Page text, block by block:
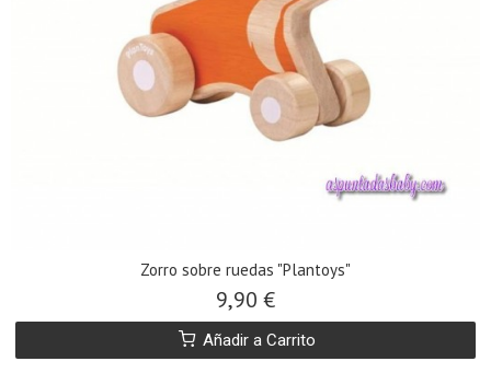
Zorro sobre ruedas "Plantoys"
9,90 €
Añadir a Carrito